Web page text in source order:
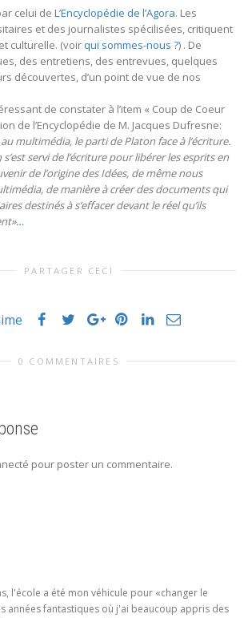
celui de L’Encyclopédie de l’Agora. Les
et des journalistes spécilisées, critiquent
culturelle. (voir qui sommes-nous ?) . De
des entretiens, des entrevues, quelques
découvertes, d’un point de vue de nos
de constater à l’item « Coup de Coeur
de l’Encyclopédie de M. Jacques Dufresne:
multimédia, le parti de Platon face à l’écriture.
servi de l’écriture pour libérer les esprits en
de l’origine des Idées, de même nous
de manière à créer des documents qui
destinés à s’effacer devant le réel qu’ils
…
PARTAGER CECI
0 COMMENTAIRES
pour poster un commentaire.
l'école a été mon véhicule pour «changer le
années fantastiques où j'ai beaucoup appris des